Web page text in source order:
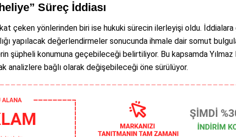
Süreç İddiası
çeken yönlerinden biri ise hukuki sürecin ilerleyişi oldu. İddialara
yapılacak değerlendirmeler sonucunda ihmale dair somut
şüpheli konumuna geçebileceği belirtiliyor. Bu kapsamda Yılmaz
analizlere bağlı olarak değişebileceği öne sürülüyor.